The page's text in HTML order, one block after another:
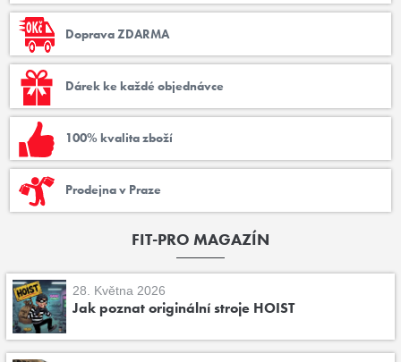
Doprava ZDARMA
Dárek ke každé objednávce
100% kvalita zboží
Prodejna v Praze
FIT-PRO MAGAZÍN
28. Května 2026
Jak poznat originální stroje HOIST